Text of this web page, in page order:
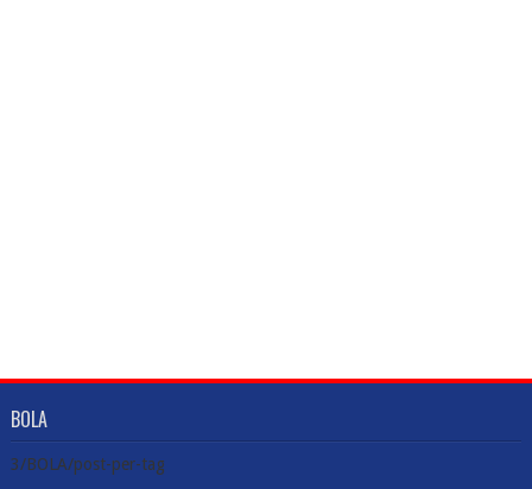
BOLA
3/BOLA/post-per-tag